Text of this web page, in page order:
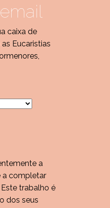
caixa de
Eucaristias
a
a completar
trabalho é
dos seus